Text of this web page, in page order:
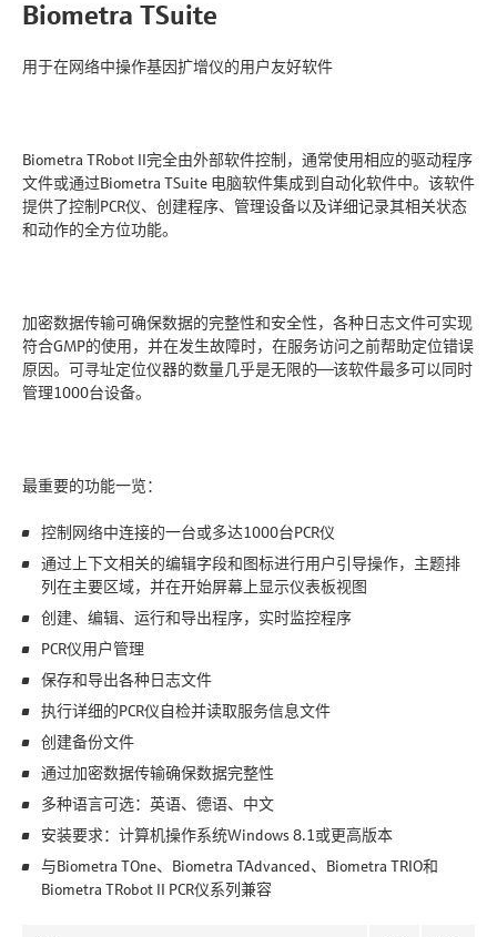
Biometra TSuite
用于在网络中操作基因扩增仪的用户友好软件
Biometra TRobot II完全由外部软件控制，通常使用相应的驱动程序
文件或通过Biometra TSuite 电脑软件集成到自动化软件中。该软件
提供了控制PCR仪、创建程序、管理设备以及详细记录其相关状态
和动作的全方位功能。
加密数据传输可确保数据的完整性和安全性，各种日志文件可实现
符合GMP的使用，并在发生故障时，在服务访问之前帮助定位错误
原因。可寻址定位仪器的数量几乎是无限的——该软件最多可以同时
管理1000台设备。
最重要的功能一览：
控制网络中连接的一台或多达1000台PCR仪
通过上下文相关的编辑字段和图标进行用户引导操作，主题排
列在主要区域，并在开始屏幕上显示仪表板视图
创建、编辑、运行和导出程序，实时监控程序
PCR仪用户管理
保存和导出各种日志文件
执行详细的PCR仪自检并读取服务信息文件
创建备份文件
通过加密数据传输确保数据完整性
多种语言可选：英语、德语、中文
安装要求：计算机操作系统Windows 8.1或更高版本
与Biometra TOne、Biometra TAdvanced、Biometra TRIO和
Biometra TRobot II PCR仪系列兼容